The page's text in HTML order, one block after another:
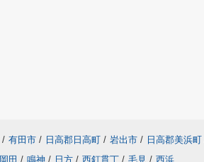
/ 有田市 / 日高郡日高町 / 岩出市 / 日高郡美浜町
岡田 / 鳴神 / 日方 / 西釘貫丁 / 毛見 / 西浜